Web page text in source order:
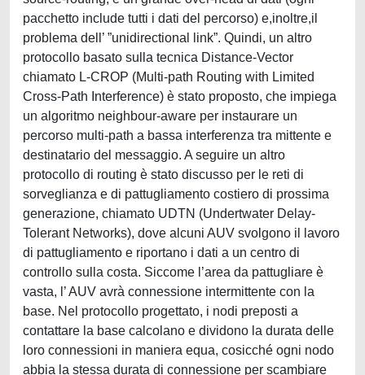
pacchetto include tutti i dati del percorso) e,inoltre,il
problema dell’ ”unidirectional link”. Quindi, un altro
protocollo basato sulla tecnica Distance-Vector
chiamato L-CROP (Multi-path Routing with Limited
Cross-Path Interference) è stato proposto, che impiega
un algoritmo neighbour-aware per instaurare un
percorso multi-path a bassa interferenza tra mittente e
destinatario del messaggio. A seguire un altro
protocollo di routing è stato discusso per le reti di
sorveglianza e di pattugliamento costiero di prossima
generazione, chiamato UDTN (Undertwater Delay-
Tolerant Networks), dove alcuni AUV svolgono il lavoro
di pattugliamento e riportano i dati a un centro di
controllo sulla costa. Siccome l’area da pattugliare è
vasta, l’ AUV avrà connessione intermittente con la
base. Nel protocollo progettato, i nodi preposti a
contattare la base calcolano e dividono la durata delle
loro connessioni in maniera equa, cosicché ogni nodo
abbia la stessa durata di connessione per scambiare